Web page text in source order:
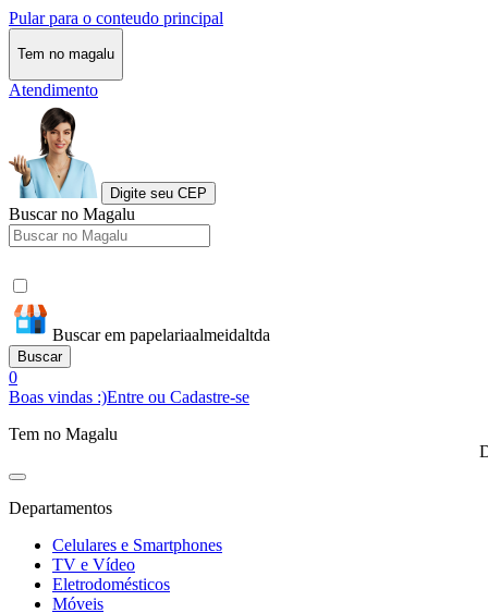
Pular para o conteudo principal
Tem no magalu
Atendimento
Digite seu CEP
Buscar no Magalu
Buscar em papelariaalmeidaltda
Buscar
0
Boas vindas :)Entre ou Cadastre-se
Tem no Magalu
Departamentos
Celulares e Smartphones
TV e Vídeo
Eletrodomésticos
Móveis